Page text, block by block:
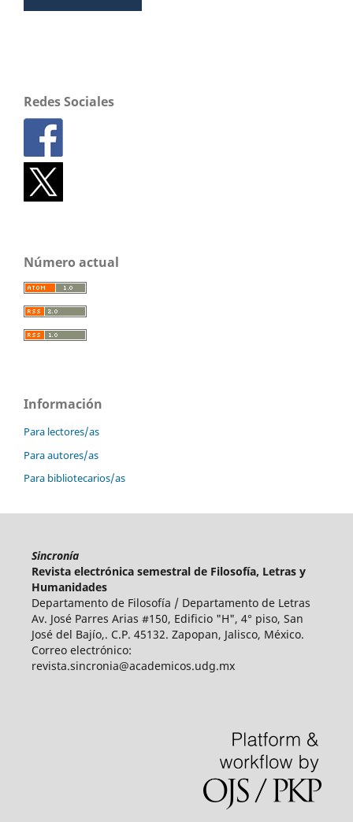
Redes Sociales
Número actual
Información
Para lectores/as
Para autores/as
Para bibliotecarios/as
Sincronía
Revista electrónica semestral de Filosofía, Letras y
Humanidades
Departamento de Filosofía / Departamento de Letras
Av. José Parres Arias #150, Edificio "H", 4° piso, San
José del Bajío,. C.P. 45132. Zapopan, Jalisco, México.
Correo electrónico:
revista.sincronia@academicos.udg.mx